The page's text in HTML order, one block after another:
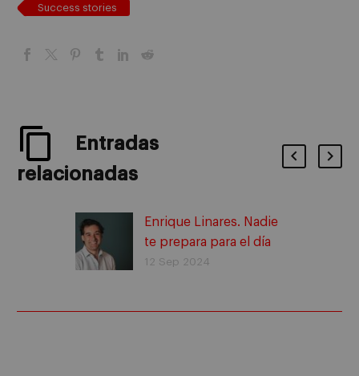
Success stories
Entradas
relacionadas
Enrique Linares. Nadie
te prepara para el día
de después. Historias
12 Sep 2024